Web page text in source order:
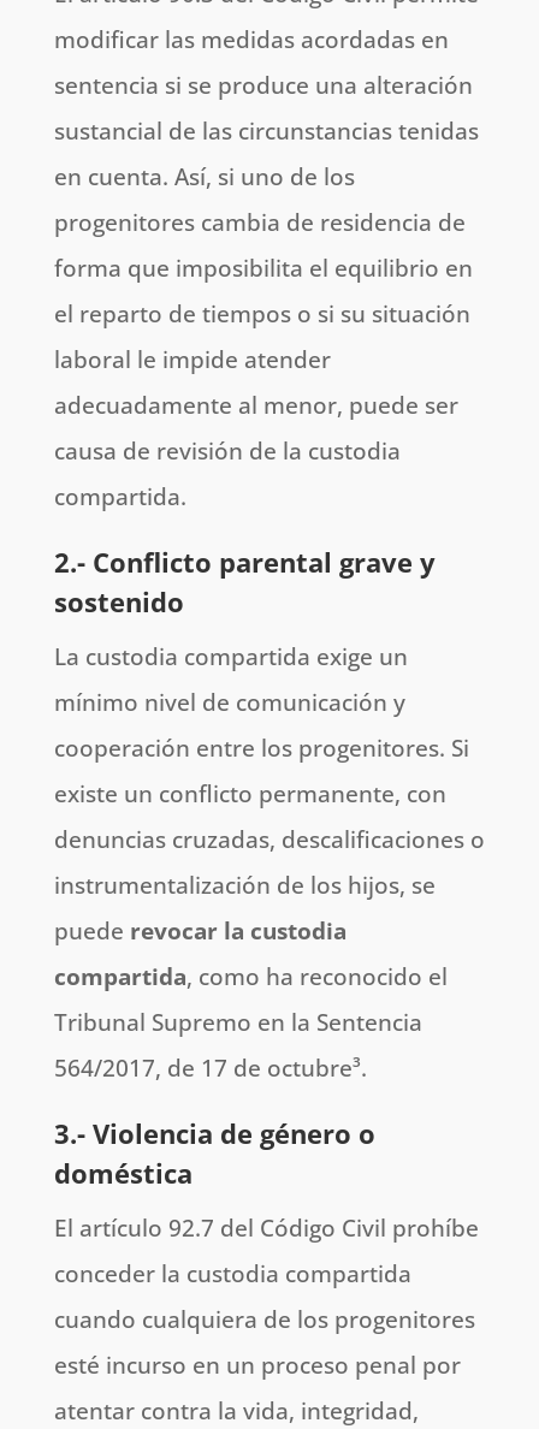
modificar las medidas acordadas en
sentencia si se produce una alteración
sustancial de las circunstancias tenidas
en cuenta. Así, si uno de los
progenitores cambia de residencia de
forma que imposibilita el equilibrio en
el reparto de tiempos o si su situación
laboral le impide atender
adecuadamente al menor, puede ser
causa de revisión de la custodia
compartida.
2.- Conflicto parental grave y
sostenido
La custodia compartida exige un
mínimo nivel de comunicación y
cooperación entre los progenitores. Si
existe un conflicto permanente, con
denuncias cruzadas, descalificaciones o
instrumentalización de los hijos, se
puede revocar la custodia
compartida, como ha reconocido el
Tribunal Supremo en la Sentencia
564/2017, de 17 de octubre³.
3.- Violencia de género o
doméstica
El artículo 92.7 del Código Civil prohíbe
conceder la custodia compartida
cuando cualquiera de los progenitores
esté incurso en un proceso penal por
atentar contra la vida, integridad,